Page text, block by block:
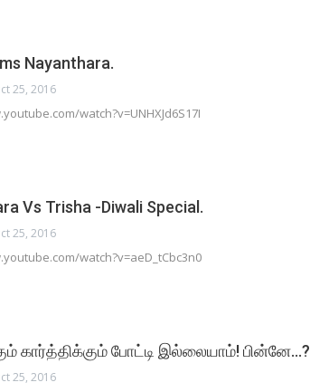
Nayanthara.
25, 2016
watch?v=UNHXJd6S17I
Vs Trisha -Diwali Special.
25, 2016
watch?v=aeD_tCbc3n0
கார்த்திக்கும் போட்டி இல்லையாம்! பின்னே…?
25, 2016